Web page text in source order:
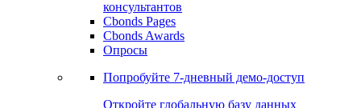
консультантов
Cbonds Pages
Cbonds Awards
Опросы
Попробуйте 7-дневный демо-доступ
Откройте глобальную базу данных